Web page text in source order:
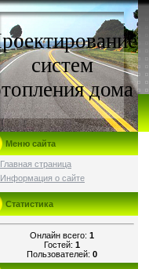
систем
дома
Меню сайта
Главная страница
Информация о сайте
Статистика
Онлайн всего: 1
Гостей: 1
Пользователей: 0